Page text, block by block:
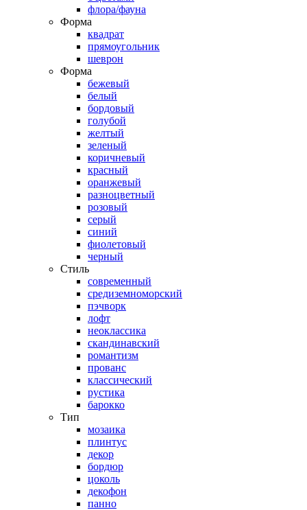
флора/фауна
Форма
квадрат
прямоугольник
шеврон
Форма
бежевый
белый
бордовый
голубой
желтый
зеленый
коричневый
красный
оранжевый
разноцветный
розовый
серый
синий
фиолетовый
черный
Стиль
современный
средиземноморский
пэчворк
лофт
неоклассика
скандинавский
романтизм
прованс
классический
рустика
барокко
Тип
мозаика
плинтус
декор
бордюр
цоколь
декофон
панно